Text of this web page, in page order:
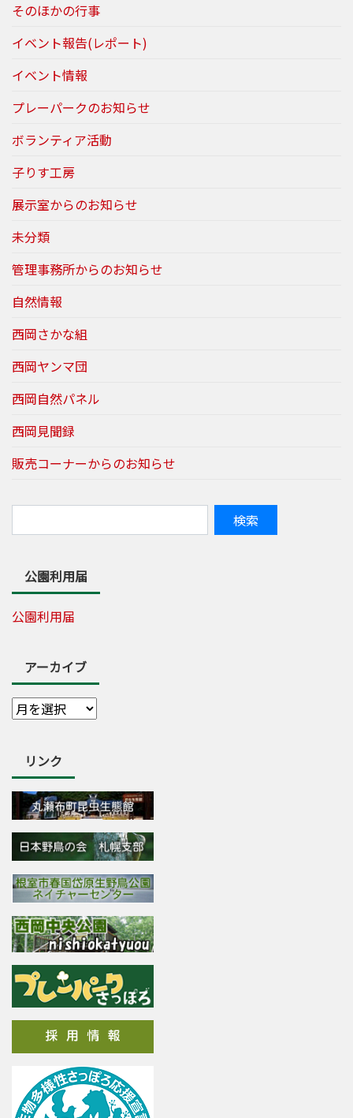
そのほかの行事
イベント報告(レポート)
イベント情報
プレーパークのお知らせ
ボランティア活動
子りす工房
展示室からのお知らせ
未分類
管理事務所からのお知らせ
自然情報
西岡さかな組
西岡ヤンマ団
西岡自然パネル
西岡見聞録
販売コーナーからのお知らせ
公園利用届
公園利用届
アーカイブ
リンク